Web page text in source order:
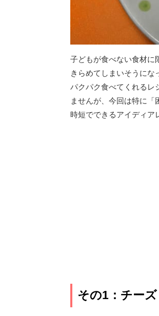
子どもが食べない食材
きらめてしまいそうに
パクパク食べてくれる
ませんが、今回は特に「
時短でできるアイディア
その1：チー